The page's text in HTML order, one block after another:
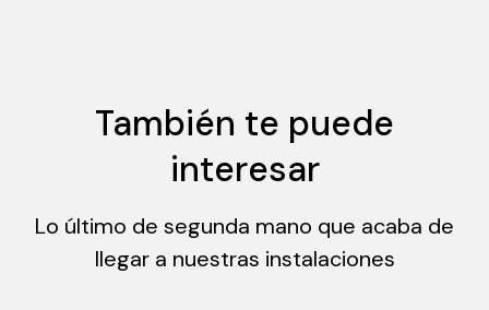
También te puede
interesar
Lo último de segunda mano que acaba de
llegar a nuestras instalaciones